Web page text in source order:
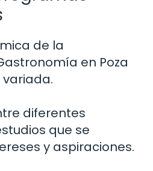
de la
en Poza
variada.
diferentes
que se
y aspiraciones.